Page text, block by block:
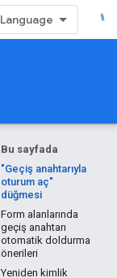
Bu sayfada
"Geçiş anahtarıyla
oturum aç"
düğmesi
Form alanlarında
geçiş anahtarı
otomatik doldurma
önerileri
Yeniden kimlik